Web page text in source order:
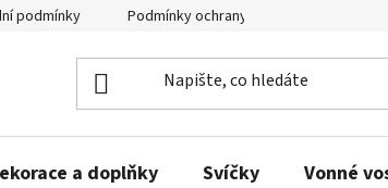
podmínky Podmínky ochrany osobních údajů
a doplňky Svíčky Vonné